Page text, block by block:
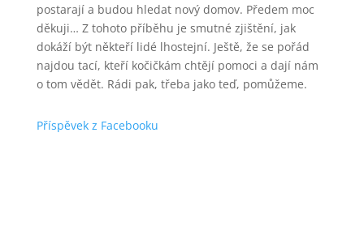
postarají a budou hledat nový domov. Předem moc
děkuji… Z tohoto příběhu je smutné zjištění, jak
dokáží být někteří lidé lhostejní. Ještě, že se pořád
najdou tací, kteří kočičkám chtějí pomoci a dají nám
o tom vědět. Rádi pak, třeba jako teď, pomůžeme.
Příspěvek z Facebooku